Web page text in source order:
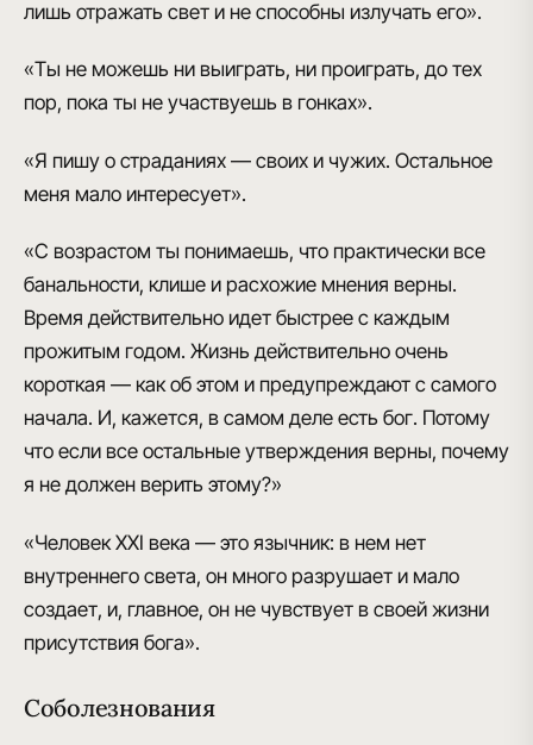
лишь отражать свет и не способны излучать его».
«Ты не можешь ни выиграть, ни проиграть, до тех
пор, пока ты не участвуешь в гонках».
«Я пишу о страданиях — своих и чужих. Остальное
меня мало интересует».
«С возрастом ты понимаешь, что практически все
банальности, клише и расхожие мнения верны.
Время действительно идет быстрее с каждым
прожитым годом. Жизнь действительно очень
короткая — как об этом и предупреждают с самого
начала. И, кажется, в самом деле есть бог. Потому
что если все остальные утверждения верны, почему
я не должен верить этому?»
«Человек XXI века — это язычник: в нем нет
внутреннего света, он много разрушает и мало
создает, и, главное, он не чувствует в своей жизни
присутствия бога».
Соболезнования